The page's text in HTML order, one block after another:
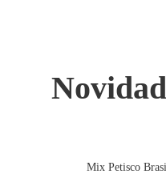
Mix Petisco